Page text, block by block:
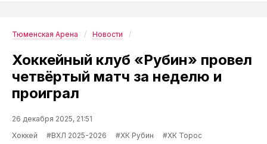
Тюменская Арена Новости
Хоккейный клуб «Рубин» провел
четвёртый матч за неделю и
проиграл
26 декабря 2025, 21:51
Хоккей
#ВХЛ 2025-2026 #ХК Рубин #ХК Торос